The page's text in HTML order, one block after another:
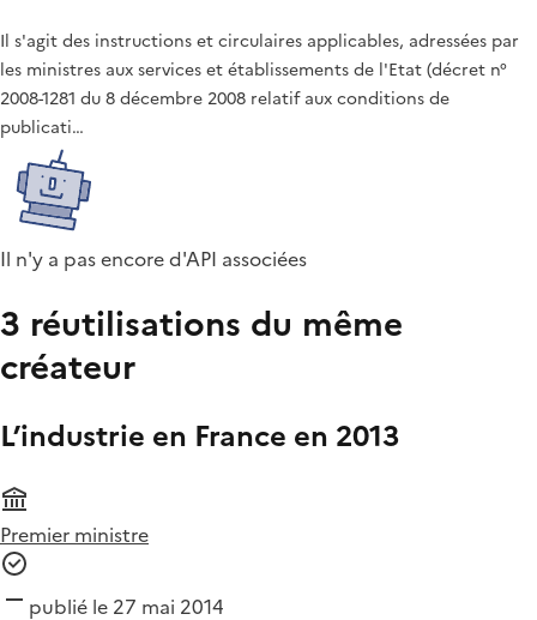
Il s'agit des instructions et circulaires applicables, adressées par
les ministres aux services et établissements de l'Etat (décret n°
2008-1281 du 8 décembre 2008 relatif aux conditions de
publicati…
Il n'y a pas encore d'API associées
3 réutilisations du même
créateur
L’industrie en France en 2013
Premier ministre
publié le 27 mai 2014